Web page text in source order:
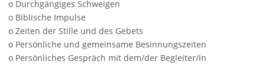
o Durchgängiges Schweigen
o Biblische Impulse
o Zeiten der Stille und des Gebets
o Persönliche und gemeinsame Besinnungszeiten
o Persönliches Gespräch mit dem/der Begleiter/in